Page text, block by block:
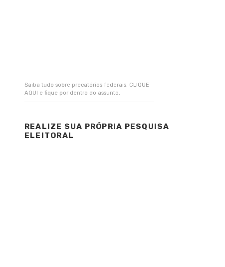
Saiba tudo sobre precatórios federais. CLIQUE
AQUI e fique por dentro do assunto.
REALIZE SUA PRÓPRIA PESQUISA
ELEITORAL